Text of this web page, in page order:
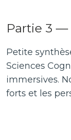
Partie 3 —
Petite
Sciences
immersives.
forts et les